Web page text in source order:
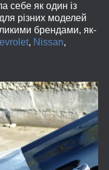
себе як один із
різних моделей
брендами, як-
, Nissan,